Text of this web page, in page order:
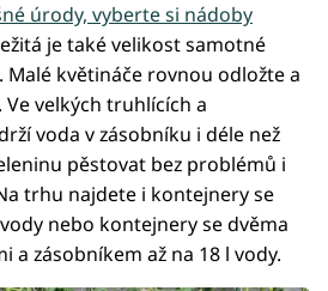
úrody, vyberte si nádoby
je také velikost samotné
květináče rovnou odložte a
velkých truhlících a
voda v zásobníku i déle než
pěstovat bez problémů i
trhu najdete i kontejnery se
nebo kontejnery se dvěma
a zásobníkem až na 18 l vody.